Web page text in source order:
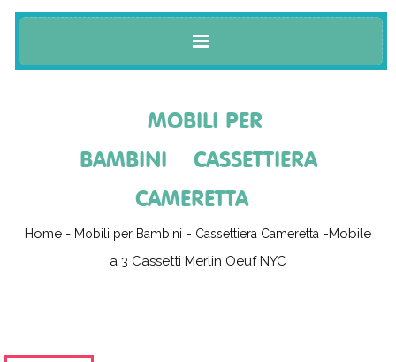
MOBILI PER
BAMBINI
CASSETTIERA
CAMERETTA
Home - Mobili per Bambini Cassettiera Cameretta
Mobile
a 3 Cassetti Merlin Oeuf NYC